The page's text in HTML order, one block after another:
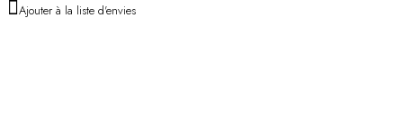
Ajouter à la liste d'envies